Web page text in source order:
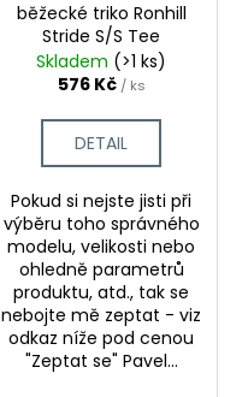
běžecké triko Ronhill
Stride S/S Tee
Skladem (>1 ks)
576 Kč / ks
DETAIL
Pokud si nejste jisti při
výběru toho správného
modelu, velikosti nebo
ohledně parametrů
produktu, atd., tak se
nebojte mě zeptat - viz
odkaz níže pod cenou
"Zeptat se" Pavel...